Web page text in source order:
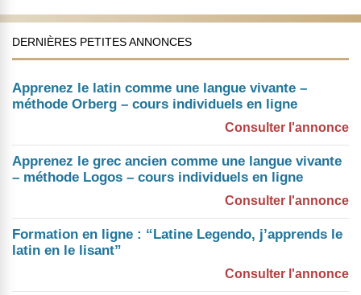
DERNIÈRES PETITES ANNONCES
Apprenez le latin comme une langue vivante –
méthode Orberg – cours individuels en ligne
Consulter l'annonce
Apprenez le grec ancien comme une langue vivante
– méthode Logos – cours individuels en ligne
Consulter l'annonce
Formation en ligne : “Latine Legendo, j’apprends le
latin en le lisant”
Consulter l'annonce